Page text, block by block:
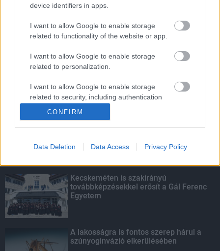
device identifiers in apps.
I want to allow Google to enable storage
related to functionality of the website or app.
I want to allow Google to enable storage
related to personalization.
I want to allow Google to enable storage
related to security, including authentication
CONFIRM
Data Deletion Data Access Privacy Policy
Amire többmillióan vártunk: szombattól
másodfokúra csökken a riasztás
KIEMELT
Megérkezett az eső a Duna
Kecskeméten is szakirányú
továbbképzésekkel erősít a Gál Ferenc
Egyetem
A lakosságra is fontos szerep hárul a
szúnyoginvázió elkerülésében